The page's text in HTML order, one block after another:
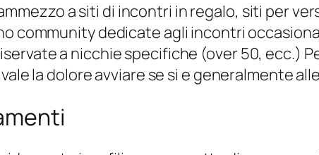
a siti di incontri in regalo, siti per
community dedicate agli incontri
a nicchie specifiche (over 50, ecc.)
la dolore avviare se si e generalmente